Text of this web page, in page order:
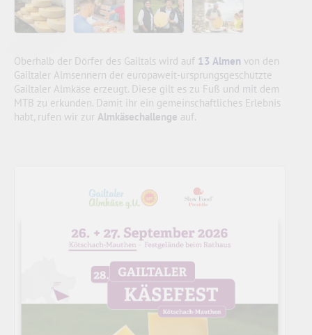
Oberhalb der Dörfer des Gailtals wird auf 13 Almen von den
Gailtaler Almsennern der europaweit-ursprungsgeschützte
Gailtaler Almkäse erzeugt. Diese gilt es zu Fuß und mit dem
MTB zu erkunden. Damit ihr ein gemeinschaftliches Erlebnis
habt, rufen wir zur Almkäsechallenge auf.